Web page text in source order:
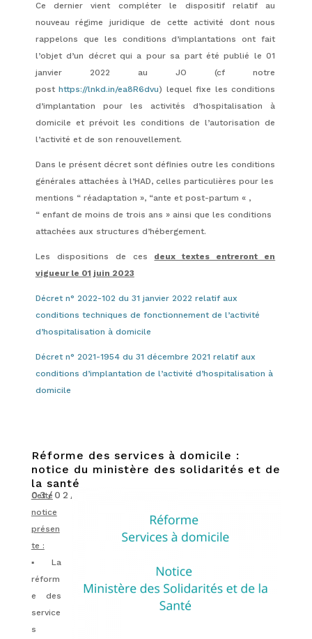
Ce dernier vient compléter le dispositif relatif au
nouveau régime juridique de cette activité dont nous
rappelons que les conditions d’implantations ont fait
l’objet d’un décret qui a pour sa part été publié le 01
janvier 2022 au JO (cf notre
posthttps://lnkd.in/ea8R6dvu) lequel fixe les conditions
d’implantation pour les activités d’hospitalisation à
domicile et prévoit les conditions de l’autorisation de
l’activité et de son renouvellement.
Dans le présent décret sont définies outre les conditions
générales attachées à l’HAD, celles particulières pour les
mentions “ réadaptation », “ante et post-partum « ,
“ enfant de moins de trois ans » ainsi que les conditions
attachées aux structures d’hébergement.
Les dispositions de ces deux textes entreront en
vigueur le 01 juin 2023
Décret n° 2022-102 du 31 janvier 2022 relatif aux
conditions techniques de fonctionnement de l’activité
d’hospitalisation à domicile
Décret n° 2021-1954 du 31 décembre 2021 relatif aux
conditions d’implantation de l’activité d’hospitalisation à
domicile
Réforme des services à domicile :
notice du ministère des solidarités et de
la santé
03/02/2022
Cette
notice
présen
te :
▪️ La
réform
e des
service
s